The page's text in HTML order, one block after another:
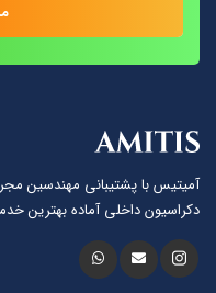
آمیتیس با پشتيبانى مهندسين
دكراسيون داخلى آماده بهترين